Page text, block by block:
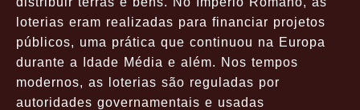
loterias eram realizadas para financiar projetos
públicos, uma prática que continuou na Europa
durante a Idade Média e além. Nos tempos
modernos, as loterias são reguladas por
autoridades governamentais e usadas